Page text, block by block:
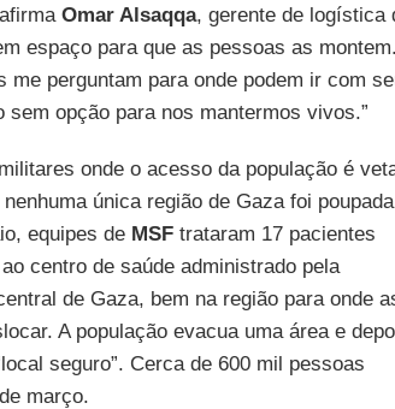
Omar Alsaqqa, gerente de logística
espaço para que as pessoas as montem.
me perguntam para onde podem ir com
opção para nos mantermos vivos.”
onde o acesso da população é
única região de Gaza foi
equipes de MSFtrataram 17 pacientes
centro de saúde administrado pela
de Gaza, bem na região para onde
A população evacua uma área e
seguro”. Cerca de 600 mil pessoas
março.